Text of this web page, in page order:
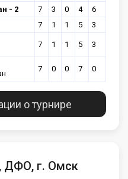
- 2 7 3 0 4
6
7 1 1 5 3
7 1 1 5 3
7 0 0 7 0
о турнире
ДФО, г. Омск